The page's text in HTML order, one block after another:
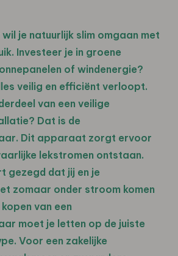
je natuurlijk slim omgaan met
Investeer je in groene
of windenergie?
veilig en efficiënt verloopt.
van een veilige
Dat is de
Dit apparaat zorgt ervoor
lekstromen ontstaan.
gezegd dat jij en je
zomaar onder stroom komen
van een
moet je letten op de juiste
Voor een zakelijke